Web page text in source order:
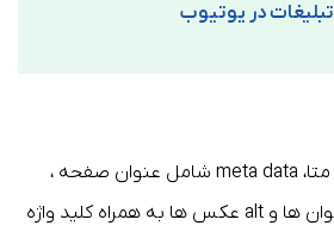
تبلیغات در یوتیوب
بهینه سازی اطلاعات متا، meta data شامل عنوان صفحه ،
توضیحات متا، زیر عنوان ها و alt عکس ها به همراه کلید واژه